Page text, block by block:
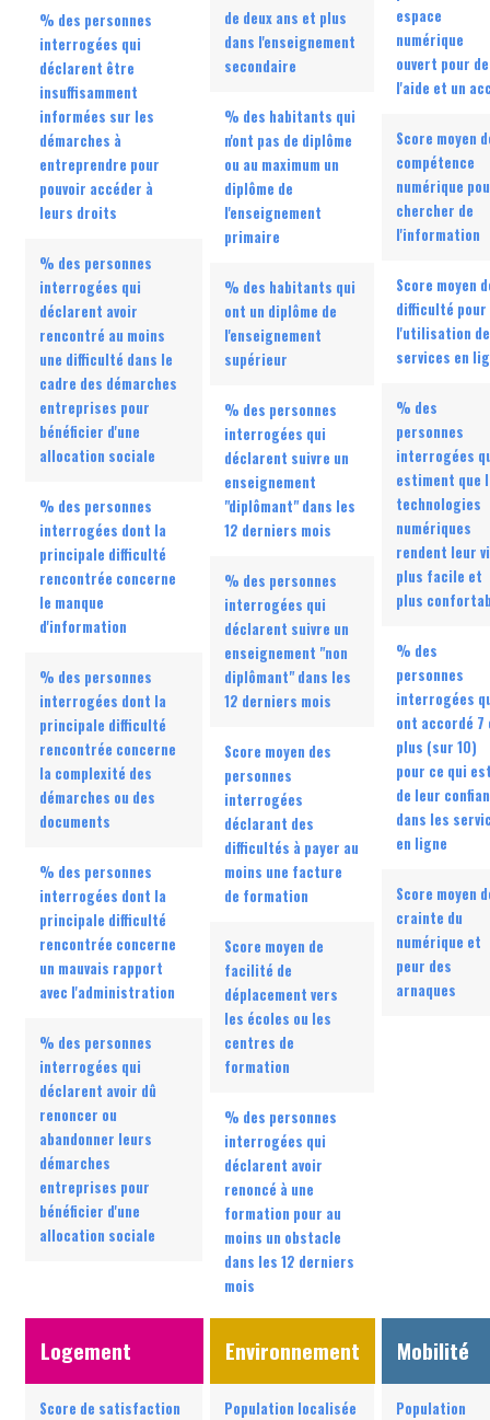
% des personnes
interrogées qui
déclarent être
insuffisamment
informées sur les
démarches à
entreprendre pour
pouvoir accéder à
leurs droits
% des personnes
interrogées qui
déclarent avoir
rencontré au moins
une difficulté dans le
cadre des démarches
entreprises pour
bénéficier d'une
allocation sociale
% des personnes
interrogées dont la
principale difficulté
rencontrée concerne
le manque
d'information
% des personnes
interrogées dont la
principale difficulté
rencontrée concerne
la complexité des
démarches ou des
documents
% des personnes
interrogées dont la
principale difficulté
rencontrée concerne
un mauvais rapport
avec l'administration
% des personnes
interrogées qui
déclarent avoir dû
renoncer ou
abandonner leurs
démarches
entreprises pour
bénéficier d'une
allocation sociale
de deux ans et plus
dans l'enseignement
secondaire
% des habitants qui
n'ont pas de diplôme
ou au maximum un
diplôme de
l'enseignement
primaire
% des habitants qui
ont un diplôme de
l'enseignement
supérieur
% des personnes
interrogées qui
déclarent suivre un
enseignement
"diplômant" dans les
12 derniers mois
% des personnes
interrogées qui
déclarent suivre un
enseignement "non
diplômant" dans les
12 derniers mois
Score moyen des
personnes
interrogées
déclarant des
difficultés à payer au
moins une facture
de formation
Score moyen de
facilité de
déplacement vers
les écoles ou les
centres de
formation
% des personnes
interrogées qui
déclarent avoir
renoncé à une
formation pour au
moins un obstacle
dans les 12 derniers
mois
espace
numérique
ouvert pour de
l'aide et un
Score moyen
compétence
numérique
chercher de
l'information
Score moyen
difficulté pour
l'utilisation
services en
% des
personnes
interrogées
estiment que
technologies
numériques
rendent leur
plus facile et
plus
% des
personnes
interrogées
ont accordé 7
plus (sur 10)
pour ce qui
de leur
dans les
en ligne
Score moyen
crainte du
numérique et
peur des
arnaques
Logement
Score de satisfaction
Environnement
Population localisée
Mobilité
Population